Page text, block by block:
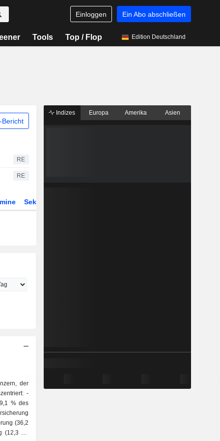
Einloggen Ein Abo abschließen
Tools Top / Flop Edition Deutschland
Bericht
RE
RE
Sektor
der
-
% des
(36,2
(12,3 %)
Indizes Europa Amerika Asien